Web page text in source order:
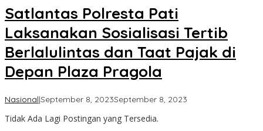
Satlantas Polresta Pati
Laksanakan Sosialisasi Tertib
Berlalulintas dan Taat Pajak di
Depan Plaza Pragola
Nasional|September 8, 2023September 8, 2023
Tidak Ada Lagi Postingan yang Tersedia.